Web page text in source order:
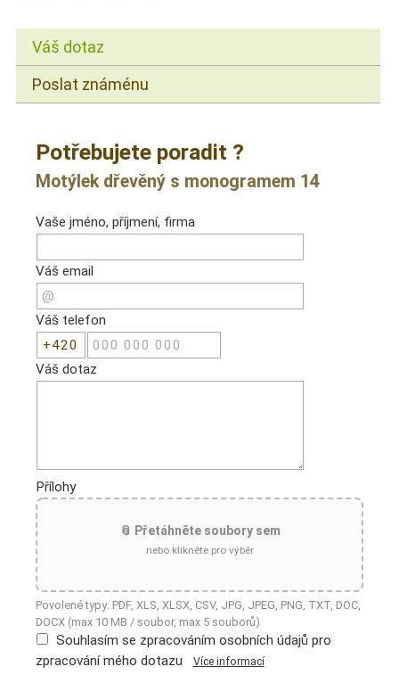
Váš dotaz
Poslat známénu
Potřebujete poradit ?
Motýlek dřevěný s monogramem 14
Vaše jméno, příjmení, firma
Váš email
Váš telefon
Váš dotaz
Přílohy
📎 Přetáhněte soubory sem
nebo klikněte pro výběr
Povolené typy: PDF, XLS, XLSX, CSV, JPG, JPEG, PNG, TXT, DOC,
DOCX (max 10 MB / soubor, max 5 souborů)
Souhlasím se zpracováním osobních údajů pro
zpracování mého dotazu
Více informací